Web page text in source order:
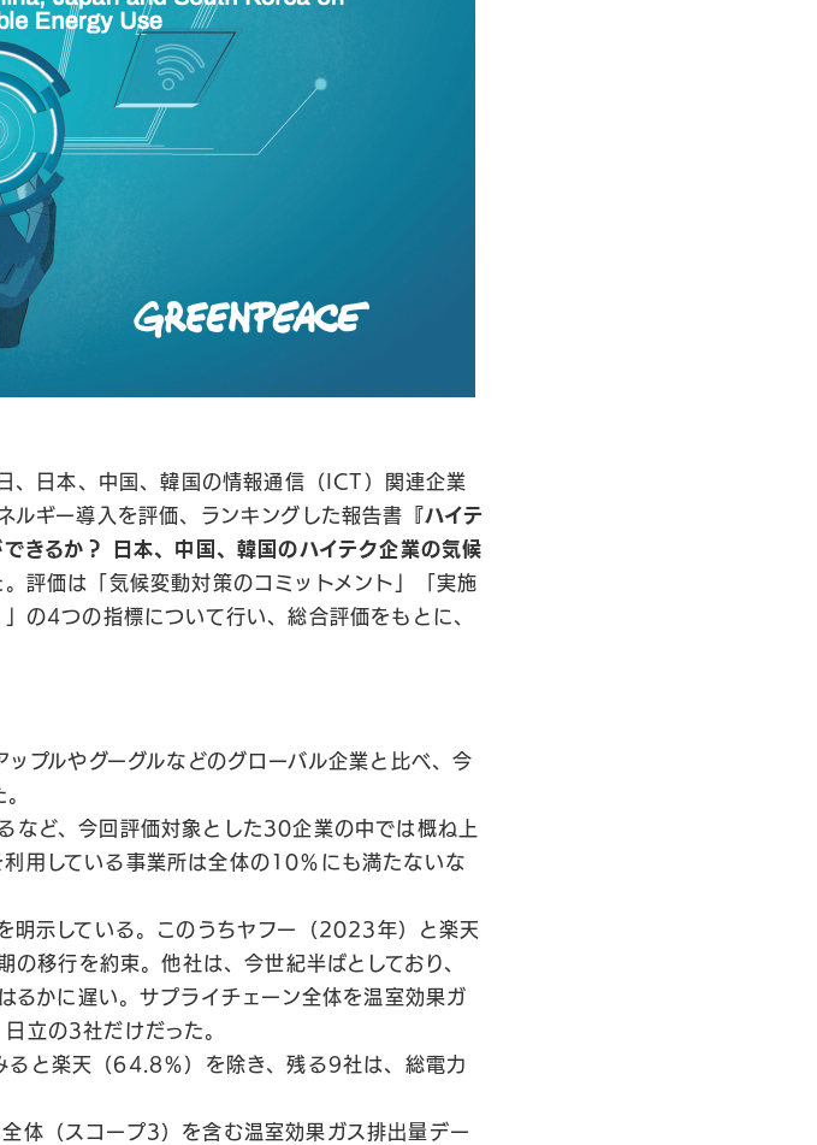
、日本、中国、韓国の情報通信（ICT）関連企業
ギー導入を評価、ランキングした報告書
『ハイテ
きるか？
日本、中国、韓国のハイテク企業の気候
。評価は「気候変動対策のコミットメント」「実施
の4つの指標について行い、総合評価をもとに、
ルやグーグルなどのグローバル企業と比べ、今
など、今回評価対象とした30企業の中では概ね上
用している事業所は全体の10％にも満たないな
示している。このうちヤフー（2023年）と楽天
移行を約束。他社は、今世紀半ばとしており、
かに遅い。サプライチェーン全体を温室効果ガ
立の3社だけだった。
ると楽天（64.8％）を除き、残る9社は、総電力
体（スコープ3）を含む温室効果ガス排出量デー